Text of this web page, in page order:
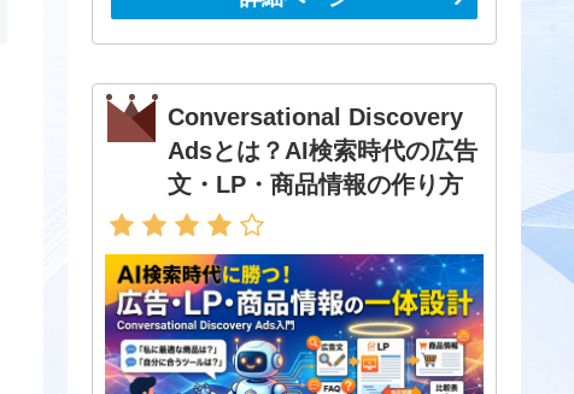
Conversational Discovery
Adsとは？AI検索時代の広告
文・LP・商品情報の作り方